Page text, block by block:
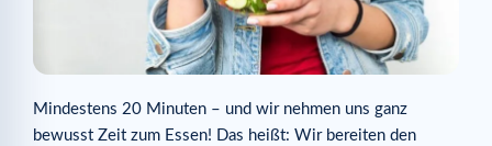
Mindestens 20 Minuten – und wir nehmen uns ganz
bewusst Zeit zum Essen! Das heißt: Wir bereiten den